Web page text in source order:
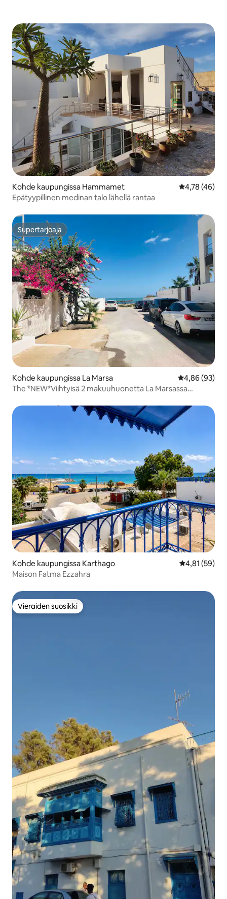
Kohde kaupungissa Hammamet
4,78 (46)
Epätyypillinen medinan talo lähellä rantaa
Supertarjoaja
Supertarjoaja
Kohde kaupungissa La Marsa
4,86 (93)
The *NEW*Viihtyisä 2 makuuhuonetta La Marsassa
Kohde kaupungissa Karthago
4,81 (59)
Maison Fatma Ezzahra
Vieraiden suosikki
Vieraiden suosikki